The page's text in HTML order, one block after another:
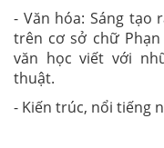
- Văn hóa: Sáng tạo
trên cơ sở chữ
văn học viết với
thuật.
- Kiến trúc, nổi tiếng